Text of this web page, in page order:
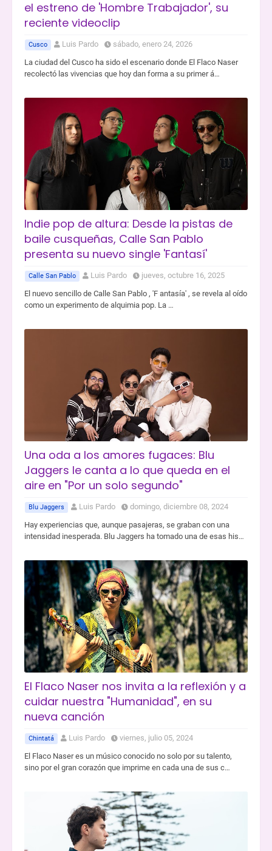
el estreno de 'Hombre Trabajador', su
reciente videoclip
Cusco Luis Pardo
sábado, enero 24, 2026
La ciudad del Cusco ha sido el escenario donde El Flaco Naser
recolectó las vivencias que hoy dan forma a su primer á…
Indie pop de altura: Desde la pistas de
baile cusqueñas, Calle San Pablo
presenta su nuevo single 'Fantasí'
Calle San Pablo Luis Pardo
jueves, octubre 16, 2025
El nuevo sencillo de Calle San Pablo , 'F antasía' , se revela al oído
como un experimento de alquimia pop. La …
Una oda a los amores fugaces: Blu
Jaggers le canta a lo que queda en el
aire en "Por un solo segundo"
Blu Jaggers Luis Pardo
domingo, diciembre 08, 2024
Hay experiencias que, aunque pasajeras, se graban con una
intensidad inesperada. Blu Jaggers ha tomado una de esas his…
El Flaco Naser nos invita a la reflexión y a
cuidar nuestra "Humanidad", en su
nueva canción
Chintatá Luis Pardo
viernes, julio 05, 2024
El Flaco Naser es un músico conocido no solo por su talento,
sino por el gran corazón que imprime en cada una de sus c…